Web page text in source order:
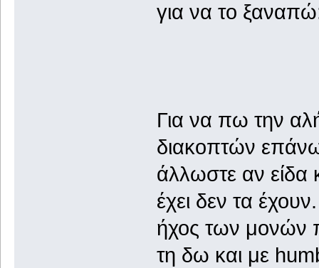
για να το
Για να πω την
διακοπτών
άλλωστε αν είδα
έχει δεν τα
ήχος των μονών
τη δω και με